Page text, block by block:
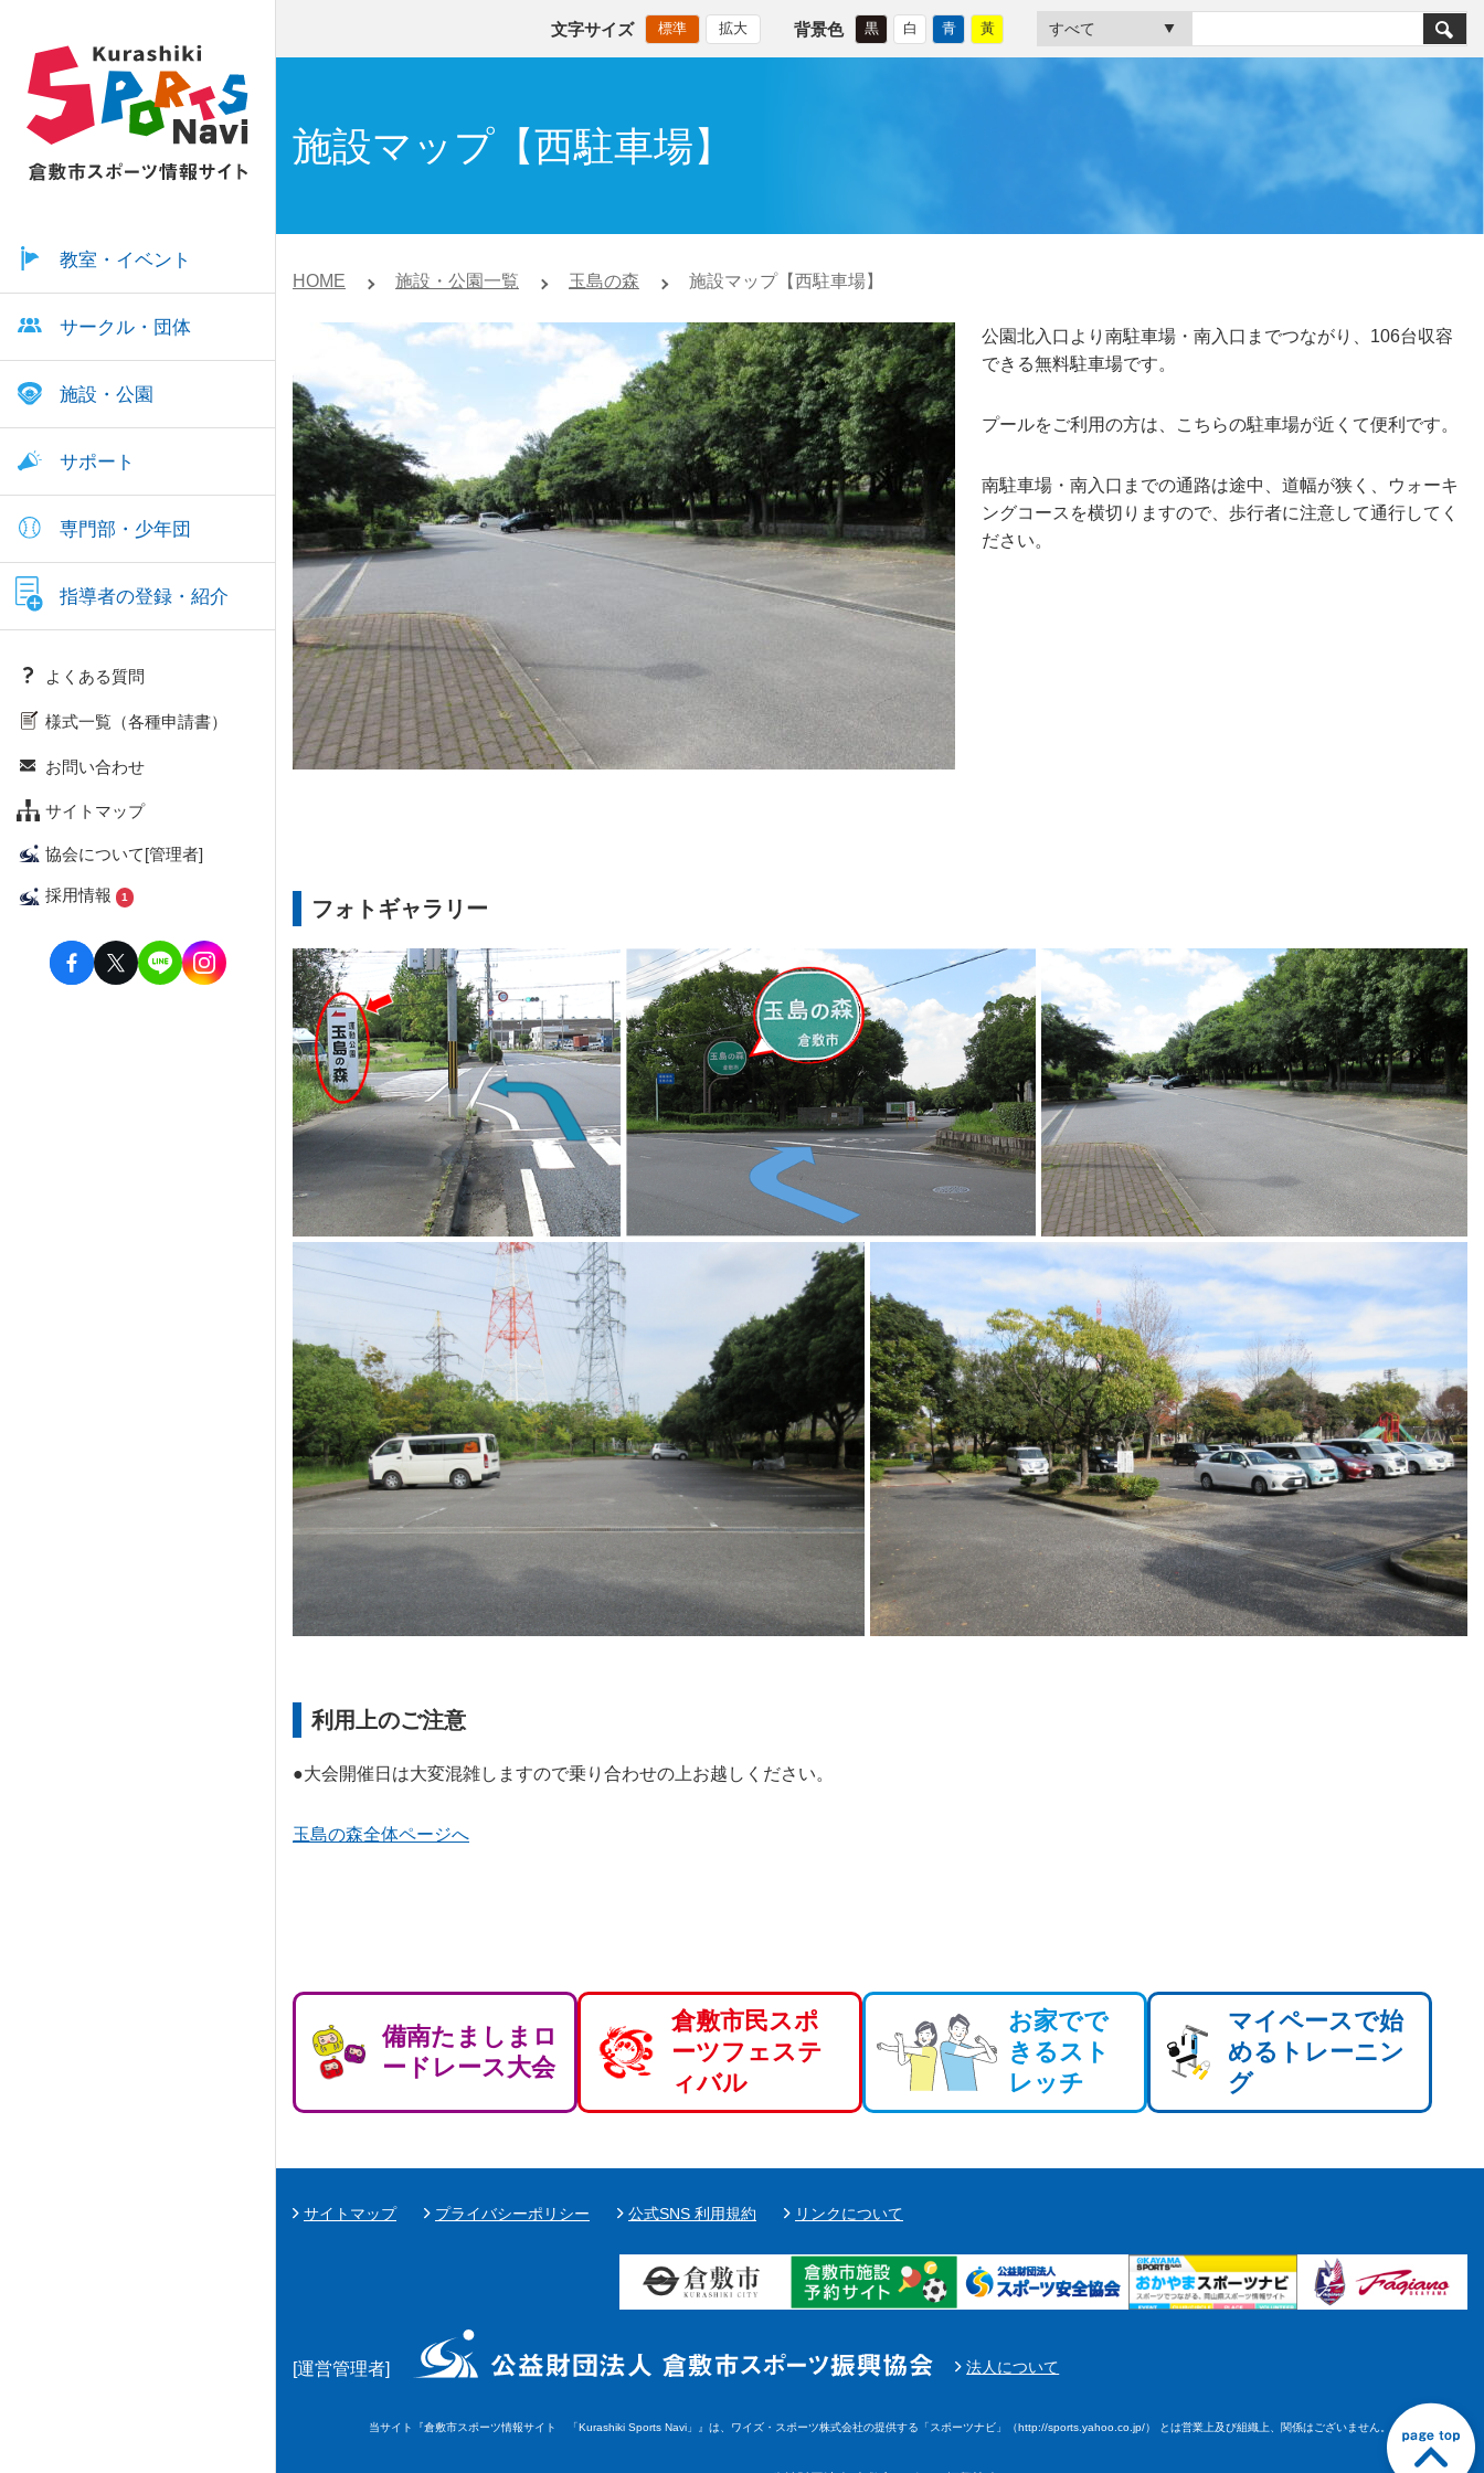
教室・イベント
サークル・団体
施設・公園
サポート
専門部・少年団
指導者の登録・紹介
よくある質問
様式一覧（各種申請書）
お問い合わせ
サイトマップ
協会について[管理者]
採用情報 1
文字サイズ 標準 拡大 背景色 黒 白 青 黃
施設マップ【西駐車場】
HOME 施設・公園一覧 玉島の森 施設マップ【西駐車場】
公園北入口より南駐車場・南入口までつながり、106台収容
できる無料駐車場です。
プールをご利用の方は、こちらの駐車場が近くて便利です。
南駐車場・南入口までの通路は途中、道幅が狭く、ウォーキ
ングコースを横切りますので、歩行者に注意して通行してく
ださい。
フォトギャラリー
利用上のご注意
●大会開催日は大変混雑しますので乗り合わせの上お越しください。
玉島の森全体ページへ
備南たましまロ
ードレース大会
倉敷市民スポ
ーツフェステ
ィバル
お家でで
きるスト
レッチ
マイペースで始
めるトレーニン
グ
サイトマップ プライバシーポリシー 公式SNS 利用規約 リンクについて
[運営管理者] 法人について
当サイト『倉敷市スポーツ情報サイト 「Kurashiki Sports Navi」』は、ワイズ・スポーツ株式会社の提供する「スポーツナビ」（http://sports.yahoo.co.jp/） とは営業上及び組織上、関係はございません。